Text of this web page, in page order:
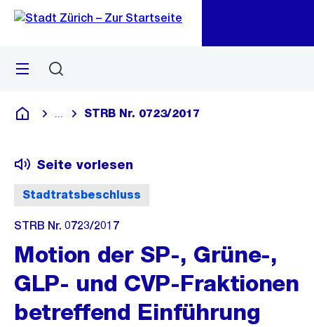
Navigation
Sprunglink
Menü
Deutsch
Blende alle Breadcrumbs ein
STRB Nr. 0723/2017
Stadtratsbeschluss
Seite vorlesen
STRB Nr. 0723/2017
Motion der SP-, Grüne-,
GLP- und CVP-Fraktionen
betreffend Einführung